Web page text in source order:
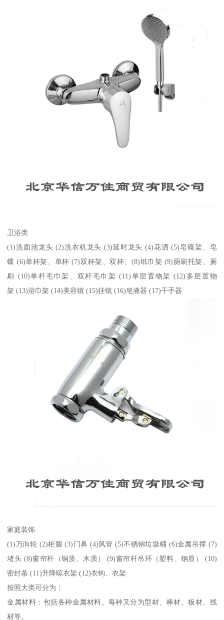
卫浴类
(1)洗面池龙头 (2)洗衣机龙头 (3)延时龙头 (4)花洒 (5)皂碟架、皂
蝶 (6)单杯架、单杯 (7)双杯架、双杯、(8)纸巾架 (9)厕刷托架、厕
刷 (10)单杆毛巾架、双杆毛巾架 (11)单层置物架 (12)多层置物
架 (13)浴巾架 (14)美容镜 (15)挂镜 (16)皂液器 (17)干手器
家庭装饰
(1)万向轮 (2)柜腿 (3)门鼻 (4)风管 (5)不锈钢垃圾桶 (6)金属吊撑 (7)
堵头 (8)窗帘杆（铜质、木质） (9)窗帘杆吊环（塑料、钢质） (10)
密封条 (11)升降晾衣架 (12)衣钩、衣架
按照大类可分为：
金属材料：包括各种金属材料。每种又分为型材、棒材、板材、线
材等。